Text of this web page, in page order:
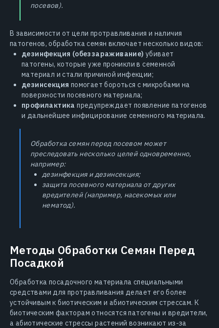
посевов).
В зависимости от цели протравливания и наличия
патогенов, обработка семян включает несколько видов:
дезинфекция (обеззараживание) убивает
патогены, которые уже проникли в семенной
материал и стали причиной инфекции;
дезинсекция помогает бороться с микробами на
поверхности посевного материала;
профилактика предупреждает появление патогенов
и дальнейшее инфицирование семенного материала.
Обработка семян перед посевом может
преследовать несколько целей одновременно,
например:
дезинфекция и дезинсекция;
защита посевного материала от других
вредителей (например, насекомых или
нематод).
Методы Обработки Семян Перед
Посадкой
Обработка посадочного материала специальными
средствами для протравливания делает его более
устойчивым к биотическим и абиотическим стрессам. К
биотическим факторам относятся патогены и вредители,
а абиотические стрессы растений возникают из-за